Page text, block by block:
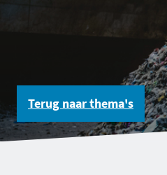
Terug naarthema's